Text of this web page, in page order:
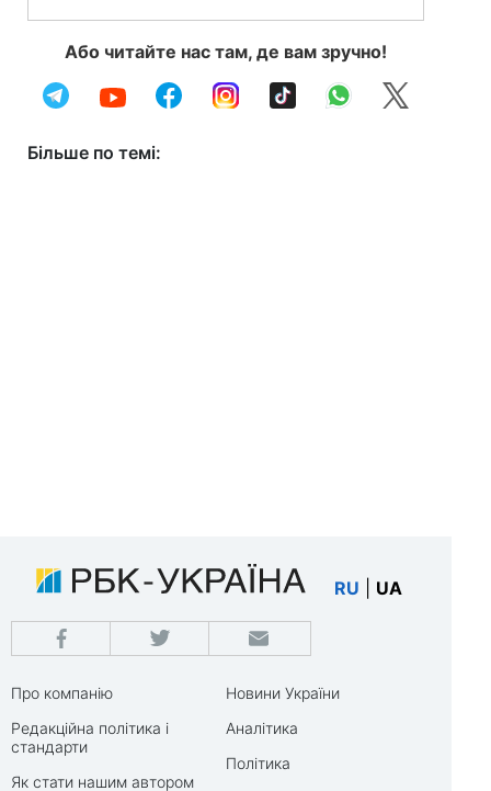
Або читайте нас там, де вам зручно!
Більше по темі:
RU UA
Про компанію
Редакційна політика і
стандарти
Як стати нашим автором
Новини України
Аналітика
Політика